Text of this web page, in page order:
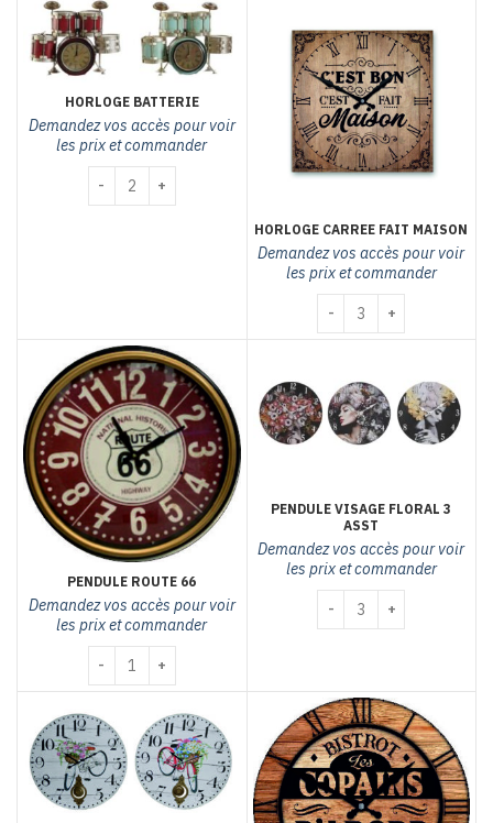
HORLOGE BATTERIE
Demandez vos accès pour voir
les prix et commander
quantité de Horloge batterie
HORLOGE CARREE FAIT MAISON
Demandez vos accès pour voir
les prix et commander
quantité de HORLOGE
PENDULE ROUTE 66
Demandez vos accès pour voir
les prix et commander
quantité de PENDULE ROUTE 66
PENDULE VISAGE FLORAL 3
ASST
Demandez vos accès pour voir
les prix et commander
quantité de pendule